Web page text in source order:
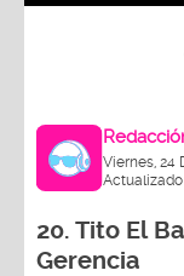
Viernes, 24
Actualizado
20. Tito El
Gerencia